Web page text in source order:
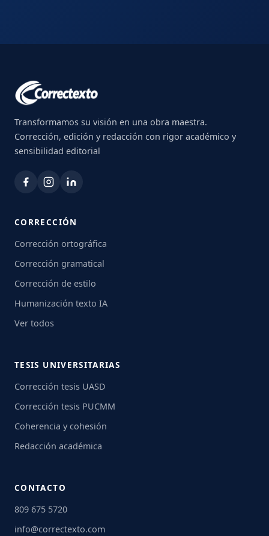
Transformamos su visión en una obra maestra.
Corrección, edición y redacción con rigor académico y
sensibilidad editorial
CORRECCIÓN
Corrección ortográfica
Corrección gramatical
Corrección de estilo
Humanización texto IA
Ver todos
TESIS UNIVERSITARIAS
Corrección tesis UASD
Corrección tesis PUCMM
Coherencia y cohesión
Redacción académica
CONTACTO
809 675 5720
info@correctexto.com